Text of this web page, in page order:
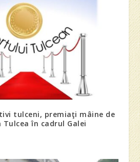
tulceni, premiaţi mâine de
Tulcea în cadrul Galei